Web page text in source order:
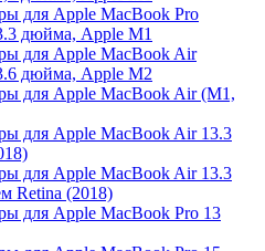
для Apple MacBook Pro
дюйма, Apple M1
для Apple MacBook Air
дюйма, Apple M2
для Apple MacBook Air (M1,
для Apple MacBook Air 13.3
для Apple MacBook Air 13.3
Retina (2018)
для Apple MacBook Pro 13